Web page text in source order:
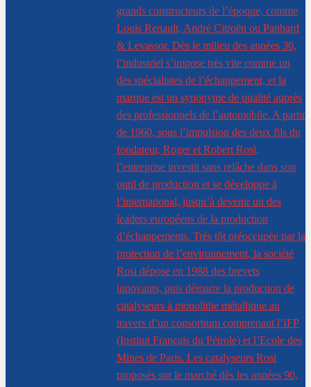
grands constructeurs de l’époque, comme
Louis Renault, André Citroën ou Panhard
& Levassor. Dès le milieu des années 30,
l’industriel s’impose très vite comme un
des spécialistes de l’échappement, et la
marque est un synonyme de qualité auprès
des professionnels de l’automobile. A partir
de 1960, sous l’impulsion des deux fils du
fondateur, Roger et Robert Rosi,
l’entreprise investit sans relâche dans son
outil de production et se développe à
l’international, jusqu’à devenir un des
leaders européens de la production
d’échappements. Très tôt préoccupée par la
protection de l’environnement, la société
Rosi dépose en 1988 des brevets
innovants, puis démarre la production de
catalyseurs à monolithe métallique au
travers d’un consortium comprenant l’IFP
(Institut Français du Pétrole) et l’Ecole des
Mines de Paris. Les catalyseurs Rosi
proposés sur le marché dès les années 90,